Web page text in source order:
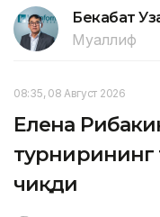
Бекабат
Муаллиф
08:35, 08 Август 2026
Елена
турнирининг
чиқди